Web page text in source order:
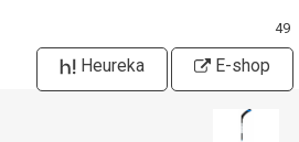
49
Heureka E-shop